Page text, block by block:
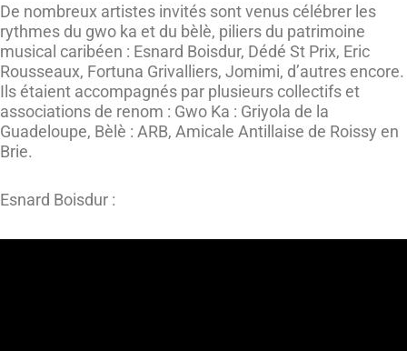
De nombreux artistes invités sont venus célébrer les
rythmes du gwo ka et du bèlè, piliers du patrimoine
musical caribéen : Esnard Boisdur, Dédé St Prix, Eric
Rousseaux, Fortuna Grivalliers, Jomimi, d’autres encore.
Ils étaient accompagnés par plusieurs collectifs et
associations de renom : Gwo Ka : Griyola de la
Guadeloupe, Bèlè : ARB, Amicale Antillaise de Roissy en
Brie.
Esnard Boisdur :